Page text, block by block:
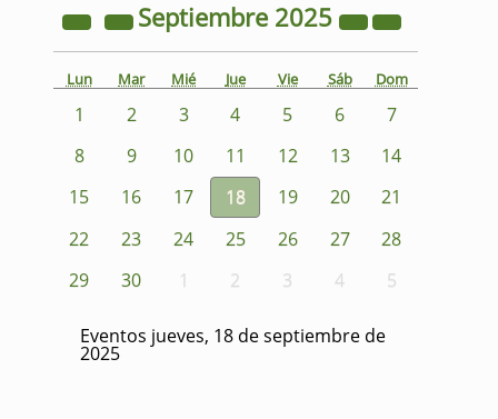
Septiembre 2025
Lun Mar Mié Jue Vie Sáb Dom
1 2 3 4 5 6
7
8
9 10 11 12 13
14
15
16 17 18 19 20
21
22
23 24 25 26 27
28
29
30 1 2 3 4 5
Eventos jueves, 18 de septiembre de
2025